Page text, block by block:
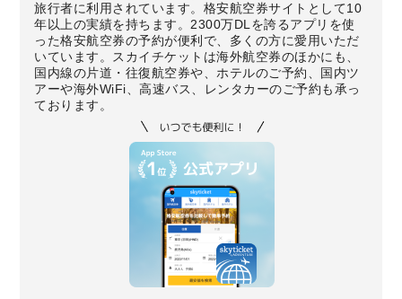
旅行者に利用されています。格安航空券サイトとして10
年以上の実績を持ちます。2300万DLを誇るアプリを使
った格安航空券の予約が便利で、多くの方に愛用いただ
いています。スカイチケットは海外航空券のほかにも、
国内線の片道・往復航空券や、ホテルのご予約、国内ツ
アーや海外WiFi、高速バス、レンタカーのご予約も承っ
ております。